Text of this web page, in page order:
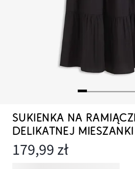
SUKIENKA NA
DELIKATNEJ
179,99 zł